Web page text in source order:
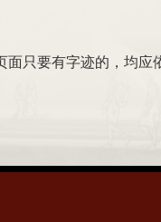
面只要有字迹的，均应